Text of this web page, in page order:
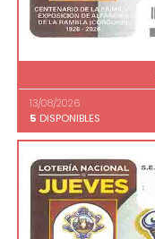
13/08/2026
5 DISPONIBLES